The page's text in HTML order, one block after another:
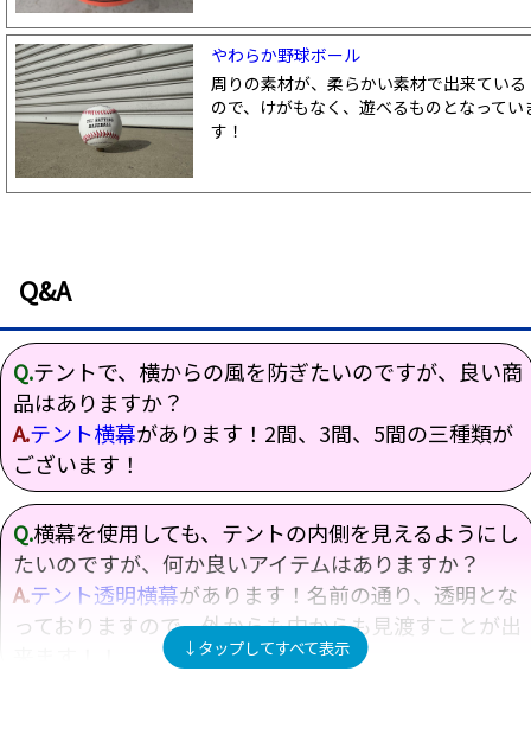
やわらか野球ボール
周りの素材が、柔らかい素材で出来ている
ので、けがもなく、遊べるものとなってい
す！
Q&A
Q.テントで、横からの風を防ぎたいのですが、良い商
品はありますか？
A.テント横幕があります！2間、3間、5間の三種類が
ございます！
Q.横幕を使用しても、テントの内側を見えるようにし
たいのですが、何か良いアイテムはありますか？
A.テント透明横幕があります！名前の通り、透明とな
っておりますので、外からも中からも見渡すことが出